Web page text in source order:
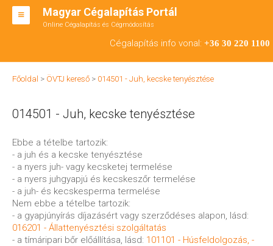
Magyar Cégalapítás Portál
Online Cégalapítás és Cégmódosítás
Cégalapítás info vonal: +36 30 220 1100
BT ALAPÍTÁS
CÉGMÓDOSÍTÁS
ÁTALAKULÁS
TEÁOR SZÁMOK '08
ENGEDÉLYKÖTELES
KAPCSOLAT
IRODÁK
Főoldal > ÖVTJ kereső > 014501 - Juh, kecske tenyésztése
014501 - Juh, kecske tenyésztése
Ebbe a tételbe tartozik:
- a juh és a kecske tenyésztése
- a nyers juh- vagy kecsketej termelése
- a nyers juhgyapjú és kecskeszőr termelése
- a juh- és kecskesperma termelése
Nem ebbe a tételbe tartozik:
- a gyapjúnyírás díjazásért vagy szerződéses alapon, lásd:
016201 - Állattenyésztési szolgáltatás
- a tímáripari bőr előállítása, lásd: 101101 - Húsfeldolgozás, -